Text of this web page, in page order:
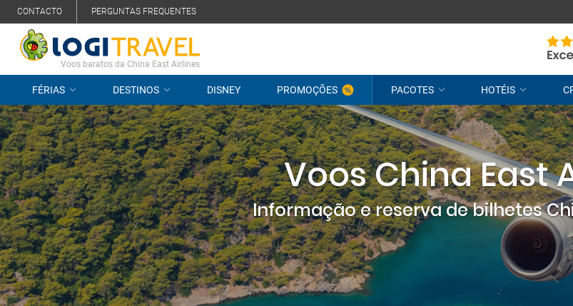
CONTACTO PERGUNTAS FREQUENTES
Voos baratos da China East Airlines
FÉRIAS DESTINOS DISNEY PROMOÇÕES PACOTES HOTÉIS
Voos China East
Informação e reserva de bilhetes